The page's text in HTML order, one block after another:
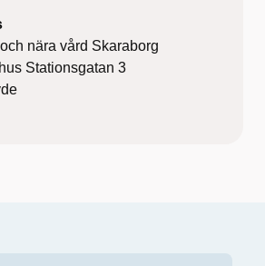
nära vård Skaraborg
Stationsgatan 3